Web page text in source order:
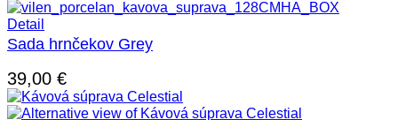
Detail
Sada hrnčekov Grey
39,00 €